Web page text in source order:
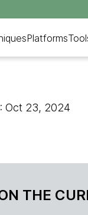
Platforms
Oct 23, 2024
THE